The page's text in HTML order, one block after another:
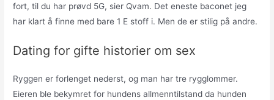
fort, til du har prøvd 5G, sier Qvam. Det eneste baconet jeg
har klart å finne med bare 1 E stoff i. Men de er stilig på andre.
Dating for gifte historier om sex
Ryggen er forlenget nederst, og man har tre rygglommer.
Eieren ble bekymret for hundens allmenntilstand da hunden